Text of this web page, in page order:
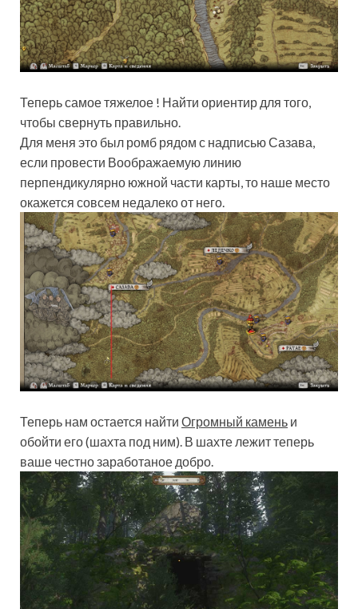
Теперь самое тяжелое ! Найти ориентир для того,
чтобы свернуть правильно.
Для меня это был ромб рядом с надписью Сазава,
если провести Воображаемую линию
перпендикулярно южной части карты, то наше место
окажется совсем недалеко от него.
Теперь нам остается найти Огромный камень и
обойти его (шахта под ним). В шахте лежиттеперь
ваше честно заработаное добро.